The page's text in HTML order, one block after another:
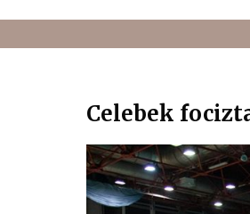
Celebek